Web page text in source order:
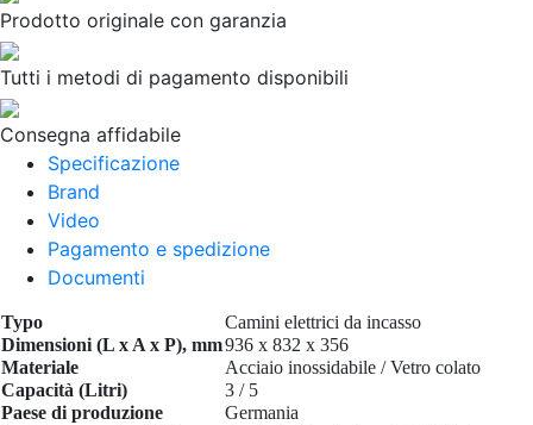
Prodotto originale con garanzia
Tutti i metodi di pagamento disponibili
Consegna affidabile
Specificazione
Brand
Video
Pagamento e spedizione
Documenti
Typo
Camini elettrici da incasso
Dimensioni (L x A x P), mm936 x 832 x 356
Materiale
Acciaio inossidabile / Vetro colato
Capacità (Litri)
3 / 5
Paese di produzione
Germania